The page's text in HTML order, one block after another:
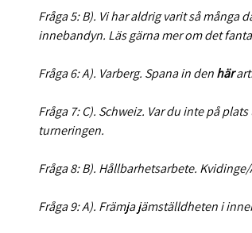
Fråga 5: B). Vi har aldrig varit så många
innebandyn. Läs gärna mer om det
Fråga 6: A). Varberg. Spana in denhär
Fråga 7: C). Schweiz. Var du inte på
turneringen.
Fråga 8: B). Hållbarhetsarbete.
Fråga 9: A). Främja jämställdheten i